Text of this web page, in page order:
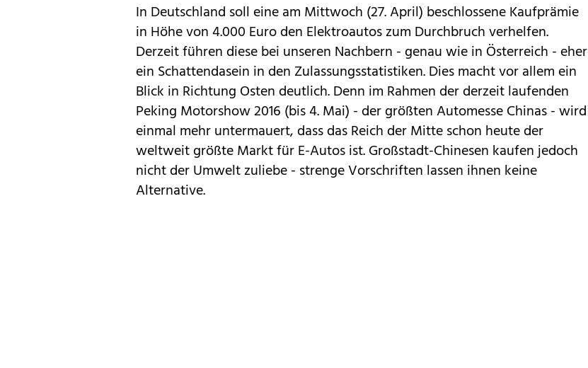
In Deutschland soll eine am Mittwoch (27. April) beschlosseneKaufprämie
in Höhe von 4.000 Euroden Elektroautos zum Durchbruch verhelfen.
Derzeit führen diese bei unseren Nachbern - genau wie in Österreich - eher
ein Schattendasein in den Zulassungsstatistiken. Dies macht vor allem ein
Blick in Richtung Osten deutlich. Denn im Rahmen der derzeit laufenden
Peking Motorshow 2016 (bis 4. Mai) - der größten Automesse Chinas - wird
einmal mehr untermauert, dass das Reich der Mitte schon heute der
weltweit größte Markt fürE-Autosist. Großstadt-Chinesen kaufen jedoch
nicht der Umwelt zuliebe - strenge Vorschriften lassen ihnen keine
Alternative.